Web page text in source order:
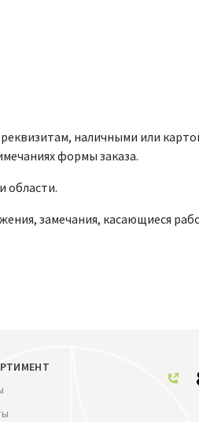
наличными или
формы заказа.
области.
замечания, касающиеся